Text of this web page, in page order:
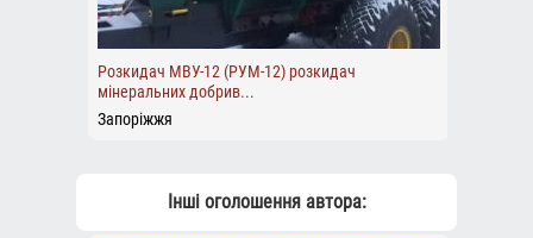
Розкидач МВУ-12 (РУМ-12) розкидач
мінеральних добрив...
Запоріжжя
Інші оголошення автора: